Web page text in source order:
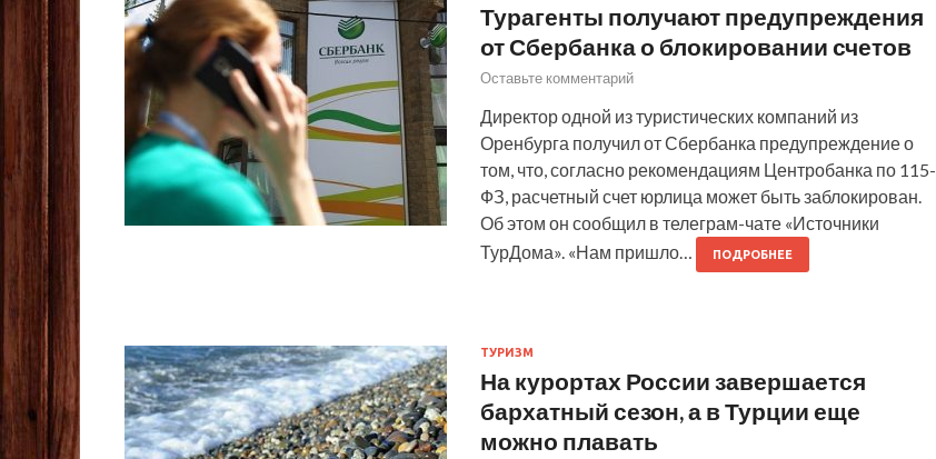
Турагенты получают предупреждения
от Сбербанка о блокировании счетов
Оставьте комментарий
Директор одной из туристических компаний из
Оренбурга получил от Сбербанка предупреждение о
том, что, согласно рекомендациям Центробанка по 115-
ФЗ, расчетный счет юрлица может быть заблокирован.
Об этом он сообщил в телеграм-чате «Источники
ТурДома». «Нам пришло…
ПОДРОБНЕЕ
ТУРИЗМ
На курортах России завершается
бархатный сезон, а в Турции еще
можно плавать